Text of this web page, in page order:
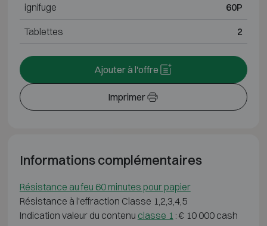
ignifuge 60P
Tablettes 2
Imprimer
Ajouter à l'offre
Informations complémentaires
Résistance au feu 60 minutes pour papier
Résistance à l'effraction Classe 1,2,3,4,5
Indication valeur du contenu classe 1 : € 10 000 cash